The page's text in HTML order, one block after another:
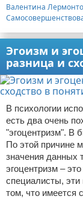
Валентина
Эгоизм и
разница и
В психологии
есть два очень
"эгоцентризм". В
По этой причине
значения данных
эгоцентризм –
специалисты, эти
том, что имеется